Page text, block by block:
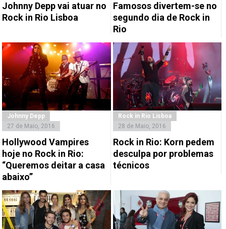
Johnny Depp vai atuar no
Rock in Rio Lisboa
Famosos divertem-se no
segundo dia de Rock in
Rio
Johnny Depp
27 de Maio, 2016
Hollywood Vampires
hoje no Rock in Rio:
“Queremos deitar a casa
abaixo”
Rock in Rio Lisboa
28 de Maio, 2016
Rock in Rio: Korn pedem
desculpa por problemas
técnicos